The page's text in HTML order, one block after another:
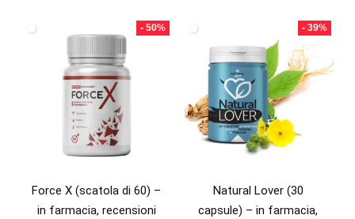
78,00 €.39,00 €.
79,95 €.
è:
36,65 €.
- 50%
Force X (scatola di 60) –
in farmacia, recensioni
- 39%
Natural Lover (30
capsule) – in farmacia,